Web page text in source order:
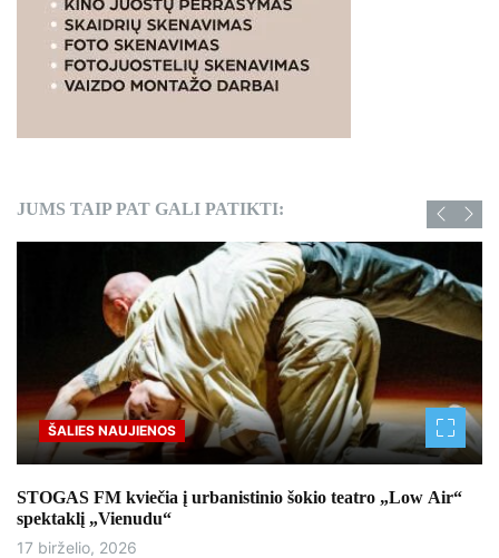
JUMS TAIP PAT GALI PATIKTI:
NAUJIENOS
FM kviečia į urbanistinio šokio teatro „Low Air“
„Vienudu“
2026